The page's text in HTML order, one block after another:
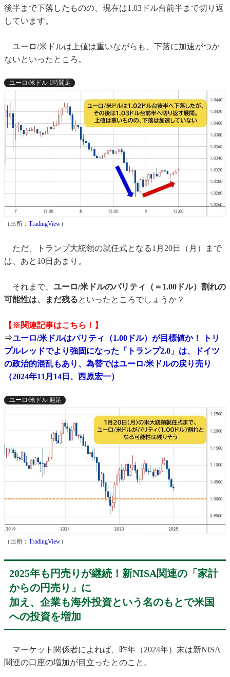
後半まで下落したものの、現在は1.03ドル台前半まで切り返
しています。
ユーロ/米ドルは上値は重いながらも、下落に加速がつか
ないといったところ。
ユーロ/米ドル 1時間足
（出所： TradingView）
ただ、トランプ大統領の就任式となる1月20日（月）まで
は、あと10日あまり。
それまで、 ユーロ/米ドルのパリティ（＝1.00ドル）割れの
可能性は、まだ残るといったところでしょうか？
【※関連記事はこちら！】
⇒ユーロ/米ドルはパリティ（1.00ドル）が目標値か！ トリ
プルレッドでより強固になった「トランプ2.0」は、ドイツ
の政治的混乱もあり、為替ではユーロ/米ドルの戻り売り
（2024年11月14日、西原宏一）
ユーロ/米ドル 週足
（出所： TradingView）
2025年も円売りが継続！新NISA関連の「家計
からの円売り」に
加え、企業も海外投資という名のもとで米国
への投資を増加
マーケット関係者によれば、昨年（2024年）末は新NISA
関連の口座の増加が目立ったとのこと。